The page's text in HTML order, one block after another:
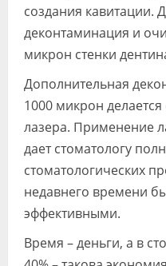
создания кавитации.
деконтаминация и
микрон стенки
Дополнительная
1000 микрон
лазера. Применение
дает стоматологу
стоматологических
недавнего времени
эффективными.
Время – деньги, а в